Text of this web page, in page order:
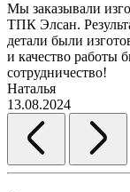
Мы заказывали
ТПК Элсан.
детали были
и качество работы
сотрудничество!
Наталья
13.08.2024